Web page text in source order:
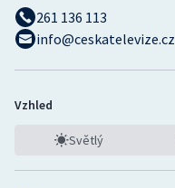
261 136 113
info@ceskatelevize.cz
Vzhled
Světlý